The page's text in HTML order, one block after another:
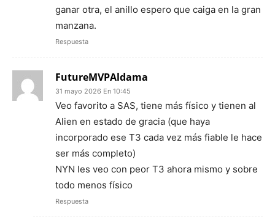
ganar otra, el anillo espero que caiga en la gran
manzana.
Respuesta
FutureMVPAldama
31 mayo 2026 En 10:45
Veo favorito a SAS, tiene más físico y tienen al
Alien en estado de gracia (que haya
incorporado ese T3 cada vez más fiable le hace
ser más completo)
NYN les veo con peor T3 ahora mismo y sobre
todo menos físico
Respuesta